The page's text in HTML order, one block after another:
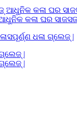
କଳା ଘର